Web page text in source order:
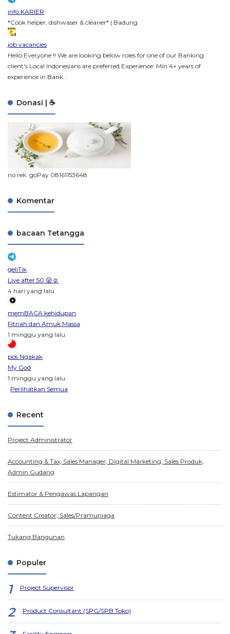
info KARIER
*Cook helper, dishwaser & cleaner* | Badung
job vacancies
Hello Everyone !! We are looking below roles for one of our Banking
client's Local Indonesians are preferred Experience: Min 4+ years of
experience in Bank...
Donasi | ☕
no.rek. goPay 08161153648
Komentar
bacaan Tetangga
geliTik
Live after 50 😜☺️
4 hari yang lalu
memBACA kehidupan
Fitnah dan Amuk Massa
1 minggu yang lalu
pos Ngakak
My God
1 minggu yang lalu
Perlihatkan Semua
Recent
Project Administrator
Accounting & Tax, Sales Manager, Digital Marketing, Sales Produk,
Admin Gudang
Estimator & Pengawas Lapangan
Content Creator, Sales/Pramuniaga
Tukang Bangunan
Populer
Project Supervisor
Product Consultant (SPG/SPB Toko)